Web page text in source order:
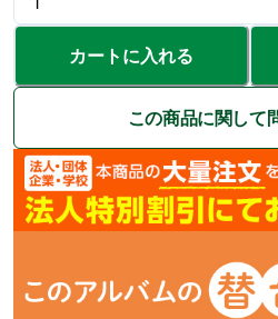
カートに入れる
この商品に関して